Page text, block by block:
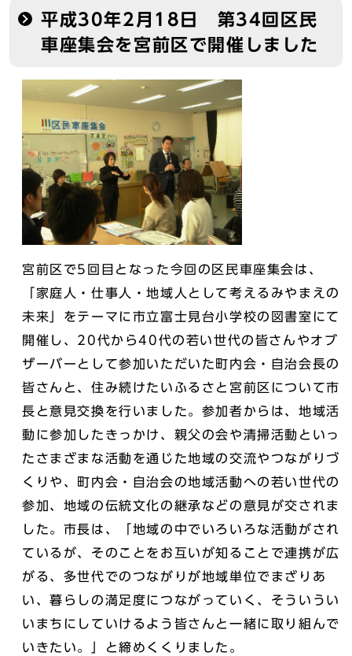
平成30年2月18日 第34回区民
車座集会を宮前区で開催しました
宮前区で5回目となった今回の区民車座集会は、
「家庭人・仕事人・地域人として考えるみやまえの
未来」をテーマに市立富士見台小学校の図書室にて
開催し、20代から40代の若い世代の皆さんやオブ
ザーバーとして参加いただいた町内会・自治会長の
皆さんと、住み続けたいふるさと宮前区について市
長と意見交換を行いました。参加者からは、地域活
動に参加したきっかけ、親父の会や清掃活動といっ
たさまざまな活動を通じた地域の交流やつながりづ
くりや、町内会・自治会の地域活動への若い世代の
参加、地域の伝統文化の継承などの意見が交されま
した。市長は、「地域の中でいろいろな活動がされ
ているが、そのことをお互いが知ることで連携が広
がる、多世代でのつながりが地域単位でまざりあ
い、暮らしの満足度につながっていく、そういうい
いまちにしていけるよう皆さんと一緒に取り組んで
いきたい。」と締めくくりました。